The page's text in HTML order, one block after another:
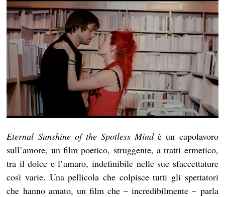
Eternal Sunshine of the Spotless Mindè un capolavoro
sull’amore, un film poetico, struggente, a tratti ermetico,
tra il dolce e l’amaro, indefinibile nelle sue sfaccettature
così varie. Una pellicola che colpisce tutti gli spettatori
che hanno amato, un film che – incredibilmente – parla